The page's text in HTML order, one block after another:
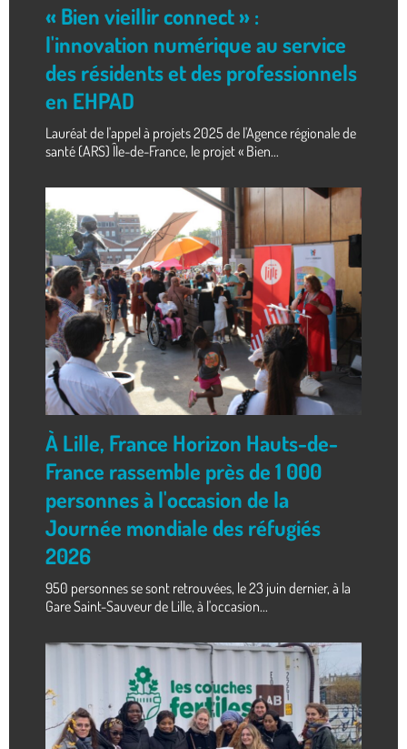
« Bien vieillir connect » :
l'innovation numérique au service
des résidents et des professionnels
en EHPAD
Lauréat de l'appel à projets 2025 de l'Agence régionale de
santé (ARS) Île-de-France, le projet « Bien...
À Lille, France Horizon Hauts-de-
France rassemble près de 1 000
personnes à l'occasion de la
Journée mondiale des réfugiés
2026
950 personnes se sont retrouvées, le 23 juin dernier, à la
Gare Saint-Sauveur de Lille, à l'occasion...